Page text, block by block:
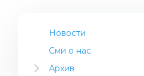
Новости
Сми о нас
Архив